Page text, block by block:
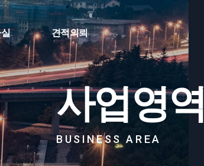
견적의뢰
사업영역
BUSINESS AREA